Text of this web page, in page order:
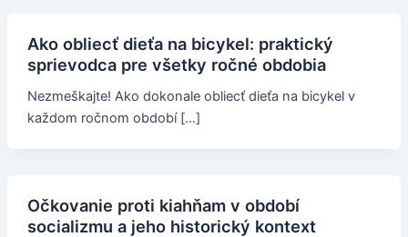
Ako obliecť dieťa na bicykel: praktický
sprievodca pre všetky ročné obdobia
Nezmeškajte! Ako dokonale obliecť dieťa na bicykel v
každom ročnom období […]
Očkovanie proti kiahňam v období
socializmu a jeho historický kontext